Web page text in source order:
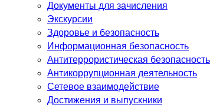
Документы для зачисления
Экскурсии
Здоровье и безопасность
Информационная безопасность
Антитеррористическая безопасность
Антикоррупционная деятельность
Сетевое взаимодействие
Достижения и выпускники